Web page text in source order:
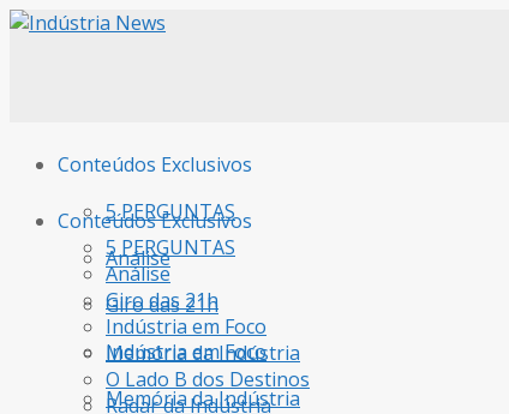
Conteúdos Exclusivos
5 PERGUNTAS
Análise
Giro das 21h
Indústria em Foco
Memória da Indústria
Conteúdos Exclusivos
5 PERGUNTAS
Análise
Giro das 21h
Indústria em Foco
Memória da Indústria
O Lado B dos Destinos
Radar da Indústria